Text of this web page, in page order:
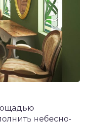
небесно-